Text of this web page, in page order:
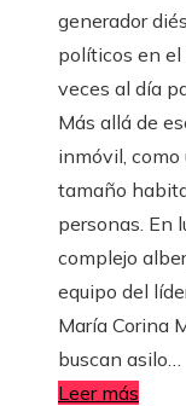
generador
políticos en el
veces al día
Más allá de
inmóvil, como
tamaño
personas. En
complejo
equipo del
María Corina
buscan asilo…
Leer más